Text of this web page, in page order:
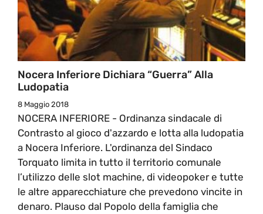
Nocera Inferiore Dichiara “guerra” Alla
Ludopatia
8 Maggio 2018
NOCERA INFERIORE - Ordinanza sindacale di
Contrasto al gioco d'azzardo e lotta alla ludopatia
a Nocera Inferiore. L'ordinanza del Sindaco
Torquato limita in tutto il territorio comunale
l’utilizzo delle slot machine, di videopoker e tutte
le altre apparecchiature che prevedono vincite in
denaro. Plauso dal Popolo della famiglia che